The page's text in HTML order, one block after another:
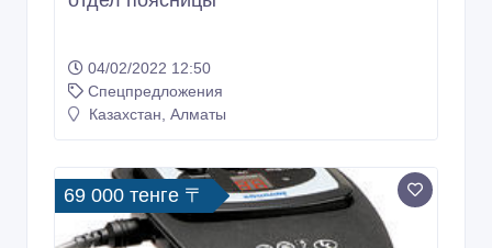
04/02/2022 12:50
Спецпредложения
Казахстан, Алматы
69 000 тенге 〒